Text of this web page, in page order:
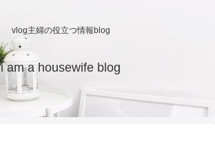
vlog主婦の役立つ情報blog
i am a housewife blog